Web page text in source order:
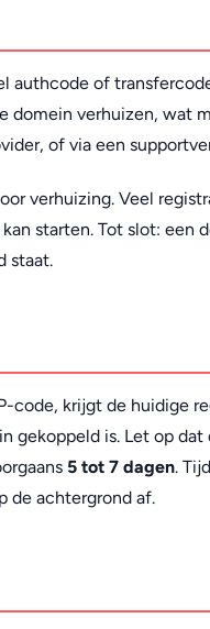
authcode of
verhuizen, wat
of via een
verhuizing. Veel
starten. Tot slot: een
staat.
code, krijgt de huidige
gekoppeld is. Let op
5 tot 7 dagen.
de achtergrond af.